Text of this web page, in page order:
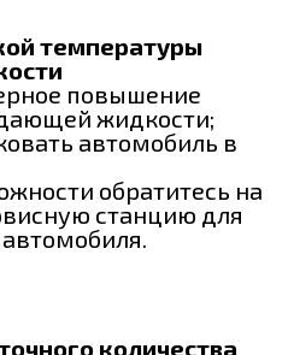
температуры
повышение
жидкости;
автомобиль в
обратитесь на
станцию для
количества